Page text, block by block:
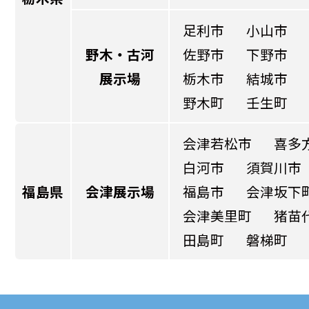
野木・古河
展示場
足利市
小山市
佐野市
下野市
栃木市
結城市
野木町
壬生町
福島県 会津展示場
会津若松市
喜多
白河市
須賀川市
福島市
会津坂下
会津美里町
猪苗
田島町
磐梯町